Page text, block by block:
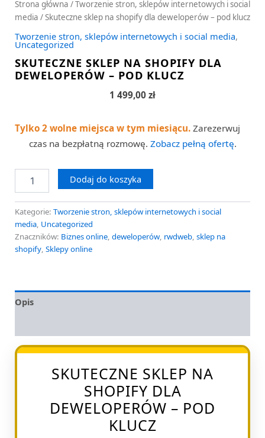
Strona główna /Tworzenie stron, sklepów internetowych i social
media / Skuteczne sklep na shopify dla deweloperów – pod klucz
Tworzenie stron, sklepów internetowych i social media,
Uncategorized
SKUTECZNE SKLEP NA SHOPIFY DLA
DEWELOPERÓW – POD KLUCZ
1 499,00 zł
Tylko 2 wolne miejsca w tym miesiącu. Zarezerwuj
czas na bezpłatną rozmowę. Zobacz pełną ofertę.
Dodaj do koszyka
Kategorie: Tworzenie stron, sklepów internetowych i social
media, Uncategorized
Znaczników: Biznes online, deweloperów, rwdweb, sklep na
shopify, Sklepy online
Opis
SKUTECZNE SKLEP NA
SHOPIFY DLA
DEWELOPERÓW – POD
KLUCZ